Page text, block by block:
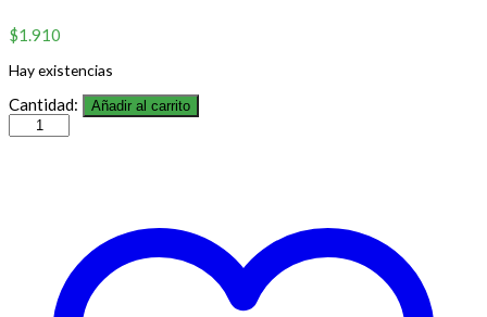
$1.910
Hay existencias
Cantidad: Añadir al carrito